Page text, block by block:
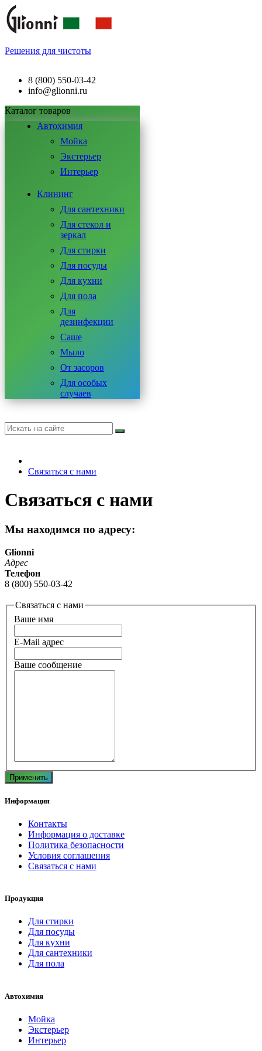
Решения для чистоты
8 (800) 550-03-42
info@glionni.ru
Каталог товаров
Автохимия
Мойка
Экстерьер
Интерьер
Клининг
Для сантехники
Для стекол и
зеркал
Для стирки
Для посуды
Для кухни
Для пола
Для
дезинфекции
Саше
Мыло
От засоров
Для особых
случаев
Связаться с нами
Связаться с нами
Мы находимся по адресу:
Glionni
Адрес
Телефон
8 (800) 550-03-42
Связаться с нами
Ваше имя
E-Mail адрес
Ваше сообщение
Информация
Контакты
Информация о доставке
Политика безопасности
Условия соглашения
Связаться с нами
Продукция
Для стирки
Для посуды
Для кухни
Для сантехники
Для пола
Автохимия
Мойка
Экстерьер
Интерьер